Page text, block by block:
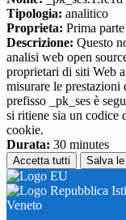
Tipologia: analitico
Proprieta: Prima parte
Descrizione: Questo
analisi web open
proprietari di siti Web
misurare le
prefisso _pk_ses è
si ritiene sia un codice
cookie.
Durata: 30 minutes
Accetta tutti Salva
Veneto